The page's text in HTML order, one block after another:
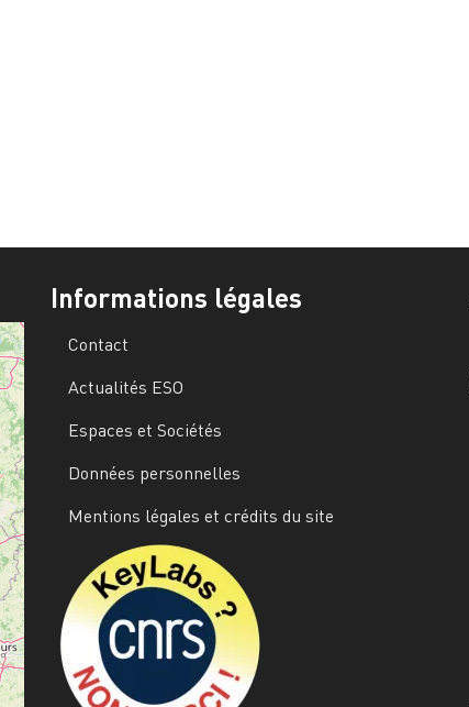
Informations légales
Contact
Actualités ESO
Espaces et Sociétés
Données personnelles
Mentions légales et crédits du site